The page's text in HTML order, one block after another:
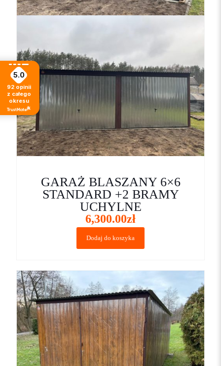
E-
mail
Zapamiętaj moje dane w tej przeglądarce podczas pisania
kolejnych komentarzy.
Proszę wpisać odpowiedź cyframi:
15 + 20 =
GARAŻ BLASZANY 6×6
STANDARD +2 BRAMY
UCHYLNE
6,300.00zł
Dodaj do koszyka
5.0
92 opinii
z całego
okresu